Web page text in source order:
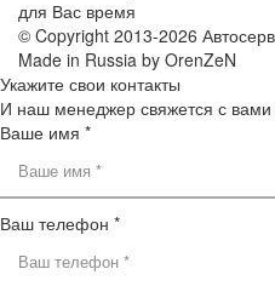
для Вас время
© Copyright 2013-2026
Made in Russia by OrenZeN
Укажите свои контакты
И наш менеджер свяжется с вами
Ваше имя *
Ваш телефон *